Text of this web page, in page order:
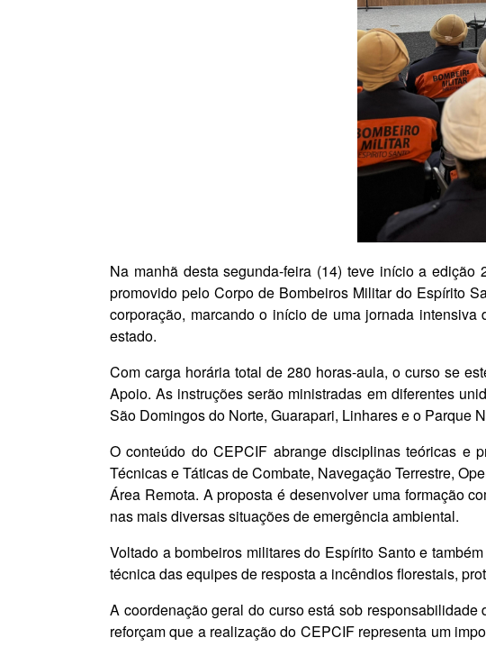
Na manhã desta segunda-feira (14) teve início a
promovido pelo Corpo de Bombeiros Militar do Espírito
corporação, marcando o início de uma jornada
estado.
Com carga horária total de 280 horas-aula, o curso se
Apoio. As instruções serão ministradas em diferentes
São Domingos do Norte, Guarapari, Linhares e o Parque
O conteúdo do CEPCIF abrange disciplinas teóricas e
Técnicas e Táticas de Combate, Navegação Terrestre,
Área Remota. A proposta é desenvolver uma formação
nas mais diversas situações de emergência ambiental.
Voltado a bombeiros militares do Espírito Santo e
técnica das equipes de resposta a incêndios florestais,
A coordenação geral do curso está sob
reforçam que a realização do CEPCIF representa um